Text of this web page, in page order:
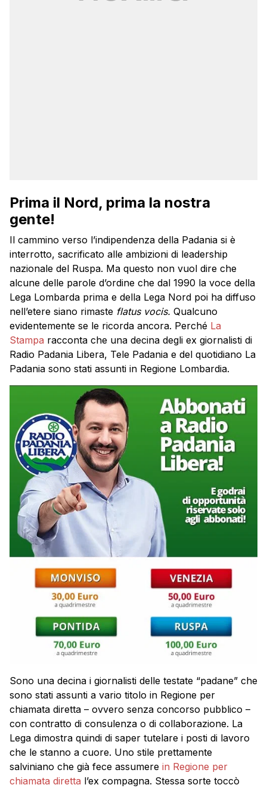
Prima il Nord, prima la nostra
gente!
Il cammino verso l’indipendenza della Padania si è
interrotto, sacrificato alle ambizioni di leadership
nazionale del Ruspa. Ma questo non vuol dire che
alcune delle parole d’ordine che dal 1990 la voce della
Lega Lombarda prima e della Lega Nord poi ha diffuso
nell’etere siano rimaste flatus vocis. Qualcuno
evidentemente se le ricorda ancora. Perché La
Stampa racconta che una decina degli ex giornalisti di
Radio Padania Libera, Tele Padania e del quotidiano La
Padania sono stati assunti in Regione Lombardia.
Sono una decina i giornalisti delle testate “padane” che
sono stati assunti a vario titolo in Regione per
chiamata diretta – ovvero senza concorso pubblico –
con contratto di consulenza o di collaborazione. La
Lega dimostra quindi di saper tutelare i posti di lavoro
che le stanno a cuore. Uno stile prettamente
salviniano che già fece assumere in Regione per
chiamata diretta l’ex compagna. Stessa sorte toccò